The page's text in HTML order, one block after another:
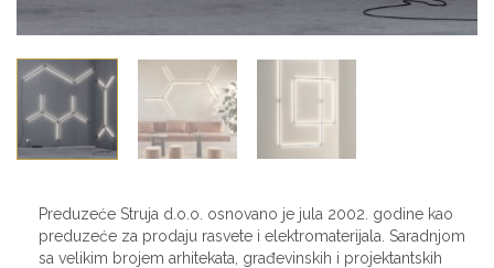
Preduzeće Struja d.o.o. osnovano je jula 2002. godine kao
preduzeće za prodaju rasvete i elektromaterijala. Saradnjom
sa velikim brojem arhitekata, građevinskih i projektantskih